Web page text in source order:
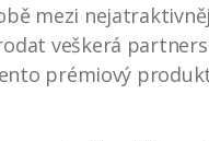
mezi
veškerá
prémiový